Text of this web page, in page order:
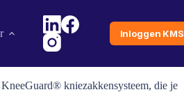
Inloggen KMS
kniezakkensysteem, die je